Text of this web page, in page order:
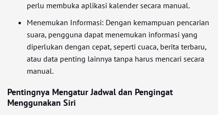
perlu membuka aplikasi kalender secara manual.
Menemukan Informasi: Dengan kemampuan pencarian
suara, pengguna dapat menemukan informasi yang
diperlukan dengan cepat, seperti cuaca, berita terbaru,
atau data penting lainnya tanpa harus mencari secara
manual.
Pentingnya Mengatur Jadwal dan Pengingat
Menggunakan Siri